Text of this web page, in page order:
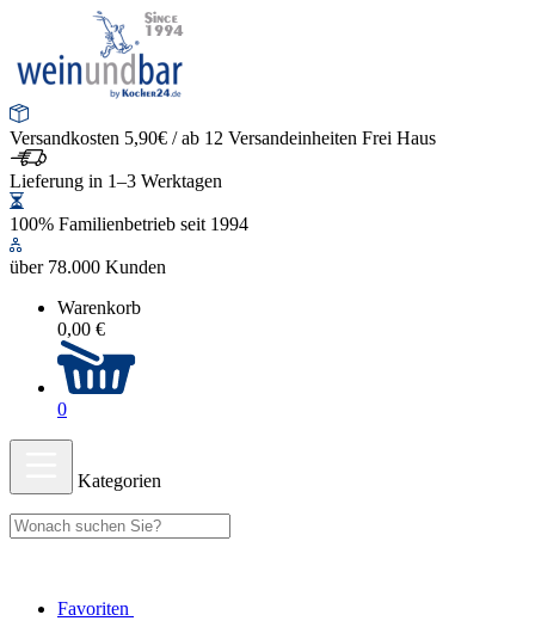
Versandkosten 5,90€ / ab 12 Versandeinheiten Frei Haus
Lieferung in 1–3 Werktagen
100% Familienbetrieb seit 1994
über 78.000 Kunden
Warenkorb
0,00 €
0
Kategorien
Favoriten